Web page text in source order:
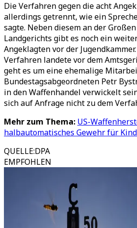
Die Verfahren gegen die acht
allerdings getrennt, wie ein
sagte. Neben diesem an der
Landgerichts gibt es noch ein
Angeklagten vor der
Verfahren landete vor dem
geht es um eine ehemalige
Bundestagsabgeordneten Petr
in den Waffenhandel verwickelt
sich auf Anfrage nicht zu dem
Mehr zum Thema: US-
halbautomatisches Gewehr für
QUELLE:DPA
EMPFOHLEN